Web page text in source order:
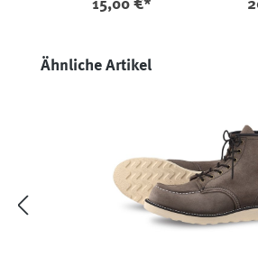
15,00 €*
Produktgalerie überspringen
Ähnliche Artikel